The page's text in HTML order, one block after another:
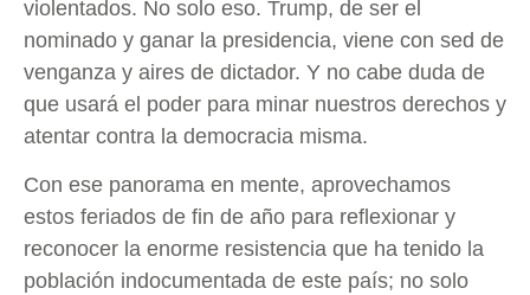
violentados. No solo eso. Trump, de ser el
nominado y ganar la presidencia, viene con sed de
venganza y aires de dictador. Y no cabe duda de
que usará el poder para minar nuestros derechos y
atentar contra la democracia misma.
Con ese panorama en mente, aprovechamos
estos feriados de fin de año para reflexionar y
reconocer la enorme resistencia que ha tenido la
población indocumentada de este país; no solo